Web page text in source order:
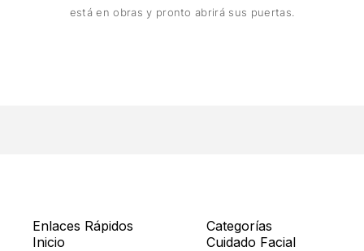
está en obras y pronto abrirá sus puertas.
Enlaces Rápidos
Inicio
Categorías
Cuidado Facial